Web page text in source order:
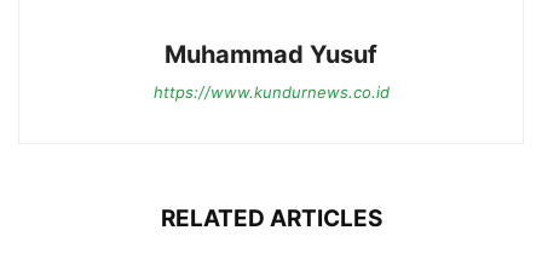
Muhammad Yusuf
https://www.kundurnews.co.id
RELATED ARTICLES